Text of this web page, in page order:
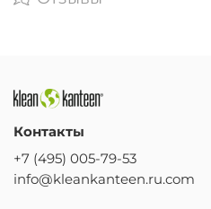
Контакты
+7 (495) 005-79-53
info@kleankanteen.ru.com